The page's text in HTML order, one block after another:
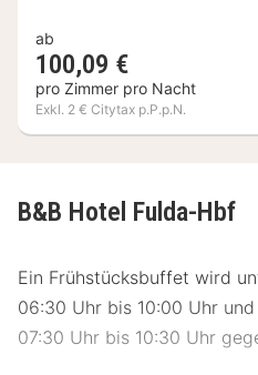
ab
100,09 €
pro Zimmer pro Nacht
Exkl. 2 € Citytax p.P.p.N.
B&B Hotel Fulda-Hbf
Ein Frühstücksbuffet wird
06:30 Uhr bis 10:00 Uhr
07:30 Uhr bis 10:30 Uhr